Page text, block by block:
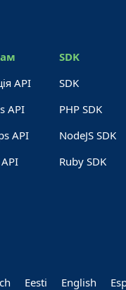
API
API
API
SDK
SDK
PHP SDK
NodeJS SDK
Ruby SDK
Eesti English